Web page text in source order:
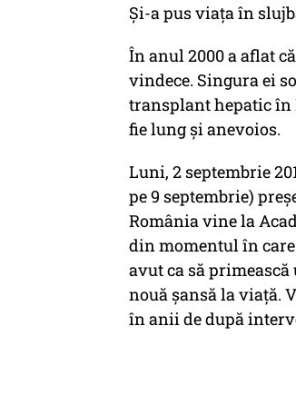
Și-a pus viața în
În anul 2000 a aflat
vindece. Singura ei
transplant hepatic în
fie lung și anevoios.
Luni, 2 septembrie
pe 9 septembrie)
România vine la
din momentul în care
avut ca să
nouă șansă la viață.
în anii de după